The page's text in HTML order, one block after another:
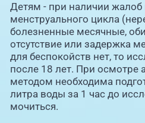
Детям - при наличии жалоб
менструального цикла
болезненные месячные,
отсутствие или задержка
для беспокойств нет, то
после 18 лет. При
методом необходима
литра воды за 1 час до
мочиться.